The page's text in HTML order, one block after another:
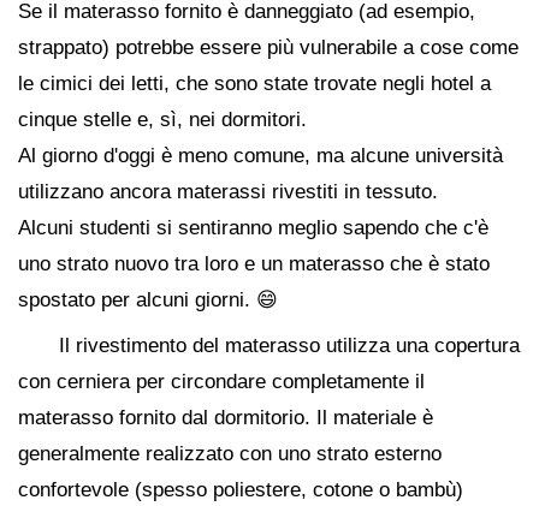
Se il materasso fornito è danneggiato (ad esempio,
strappato) potrebbe essere più vulnerabile a cose come
le cimici dei letti, che sono state trovate negli hotel a
cinque stelle e, sì, nei dormitori.
Al giorno d'oggi è meno comune, ma alcune università
utilizzano ancora materassi rivestiti in tessuto.
Alcuni studenti si sentiranno meglio sapendo che c'è
uno strato nuovo tra loro e un materasso che è stato
spostato per alcuni giorni. 😄
Il rivestimento del materasso utilizza una copertura
con cerniera per circondare completamente il
materasso fornito dal dormitorio. Il materiale è
generalmente realizzato con uno strato esterno
confortevole (spesso poliestere, cotone o bambù)